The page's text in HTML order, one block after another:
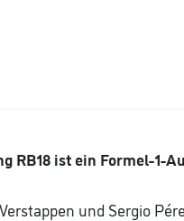
RB18 ist ein Formel-
und Sergio